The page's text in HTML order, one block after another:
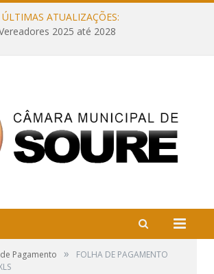
ÚLTIMAS ATUALIZAÇÕES:
2025 até 2028
Pagamento »
FOLHA DE PAGAMENTO